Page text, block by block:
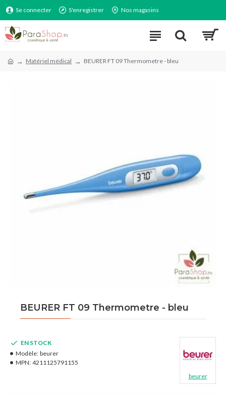
Se connecter S'enregistrer Nos magasins
Matériel médical BEURER FT 09 Thermometre - bleu
BEURER FT 09 Thermometre - bleu
EN STOCK
Modèle: beurer
MPN: 4211125791155
beurer